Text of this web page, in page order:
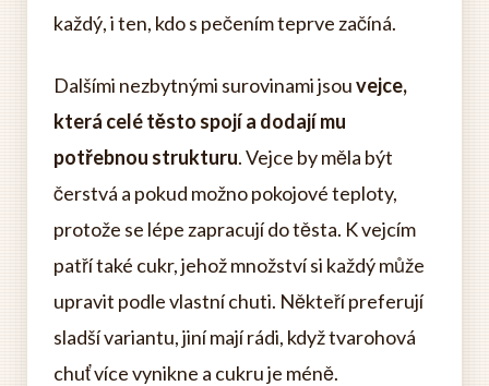
každý, i ten, kdo s pečením teprve začíná.
Dalšími nezbytnými surovinami jsouvejce,
která celé těsto spojí a dodají mu
potřebnou strukturu. Vejce by měla být
čerstvá a pokud možno pokojové teploty,
protože se lépe zapracují do těsta. K vejcím
patří také cukr, jehož množství si každý může
upravit podle vlastní chuti. Někteří preferují
sladší variantu, jiní mají rádi, když tvarohová
chuť více vynikne a cukru je méně.